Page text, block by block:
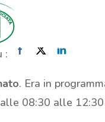
AREA RISERVATA
Prolife
» Propaganda Prolife
:
. Era in
08:30 alle 12:30